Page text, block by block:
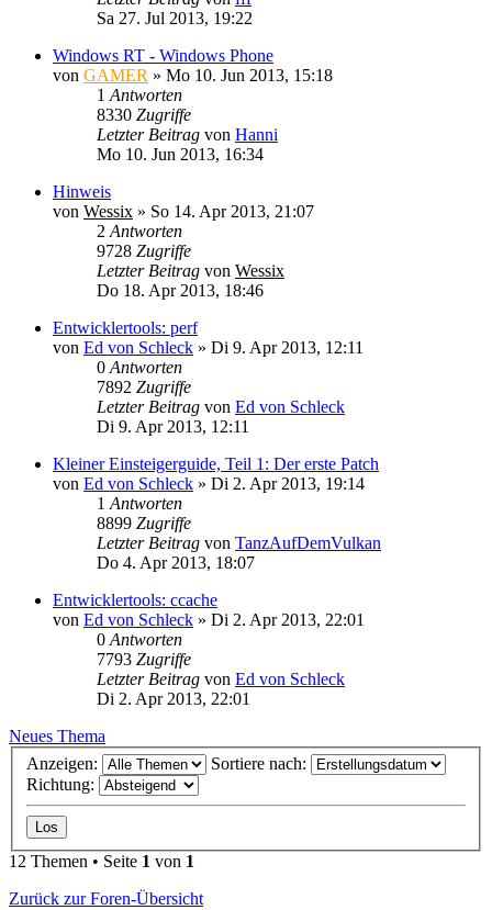
Sa 27. Jul 2013, 19:22
Windows RT - Windows Phone
von GAMER » Mo 10. Jun 2013, 15:18
1 Antworten
8330 Zugriffe
Letzter Beitrag von Hanni
Mo 10. Jun 2013, 16:34
Hinweis
von Wessix » So 14. Apr 2013, 21:07
2 Antworten
9728 Zugriffe
Letzter Beitrag von Wessix
Do 18. Apr 2013, 18:46
Entwicklertools: perf
von Ed von Schleck » Di 9. Apr 2013, 12:11
0 Antworten
7892 Zugriffe
Letzter Beitrag von Ed von Schleck
Di 9. Apr 2013, 12:11
Kleiner Einsteigerguide, Teil 1: Der erste Patch
von Ed von Schleck » Di 2. Apr 2013, 19:14
1 Antworten
8899 Zugriffe
Letzter Beitrag von TanzAufDemVulkan
Do 4. Apr 2013, 18:07
Entwicklertools: ccache
von Ed von Schleck » Di 2. Apr 2013, 22:01
0 Antworten
7793 Zugriffe
Letzter Beitrag von Ed von Schleck
Di 2. Apr 2013, 22:01
Neues Thema
Anzeigen:
Sortiere nach:
Richtung:
12 Themen • Seite 1 von 1
Zurück zur Foren-Übersicht